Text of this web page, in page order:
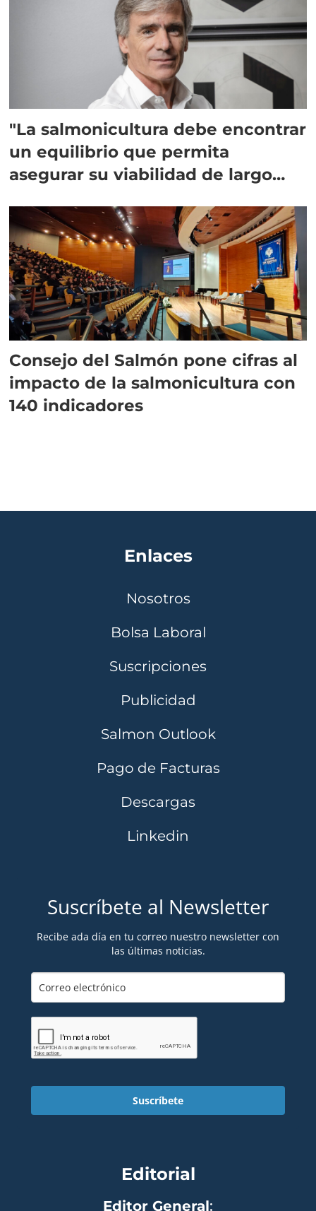
"La salmonicultura debe encontrar
un equilibrio que permita
asegurar su viabilidad de largo
Consejo del Salmón pone cifras al
impacto de la salmonicultura con
140 indicadores
Enlaces
Nosotros
Bolsa Laboral
Suscripciones
Publicidad
Salmon Outlook
Pago de Facturas
Descargas
Linkedin
Suscríbete al Newsletter
Recibe ada día en tu correo nuestro newsletter con
las últimas noticias.
Suscríbete
Editorial
Editor General: